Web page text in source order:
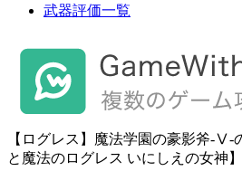
武器評価一覧
【ログレス】魔法学園の豪影斧-Ⅴ-
と魔法のログレス いにしえの女神】